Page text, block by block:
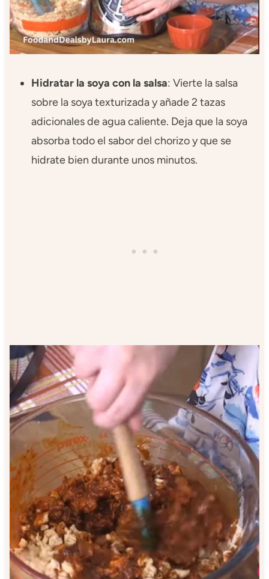
Hidratar la soya con la salsa: Vierte la salsa
sobre la soya texturizada y añade 2 tazas
adicionales de agua caliente. Deja que la soya
absorba todo el sabor del chorizo y que se
hidrate bien durante unos minutos.